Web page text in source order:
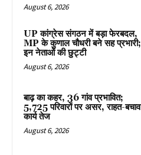
August 6, 2026
UP कांग्रेस संगठन में बड़ा फेरबदल,
MP के कुणाल चौधरी बने सह प्रभारी;
इन नेताओं की छुट्टी
August 6, 2026
बाढ़ का कहर, 36 गांव प्रभावित;
5,725 परिवारों पर असर, राहत-बचाव
कार्य तेज
August 6, 2026